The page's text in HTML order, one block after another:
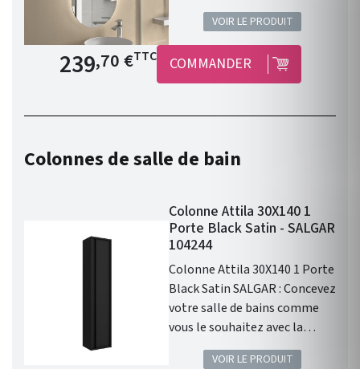
VOIR LE PRODUIT
Prix de base
239,70 €TTC COMMANDER
Colonnes de salle de bain
Colonne Attila 30X140 1
Porte Black Satin - SALGAR
104244
Colonne Attila 30X140 1 Porte
Black Satin SALGAR : Concevez
votre salle de bains comme
vous le souhaitez avec la
qualité Salgar !
VOIR LE PRODUIT